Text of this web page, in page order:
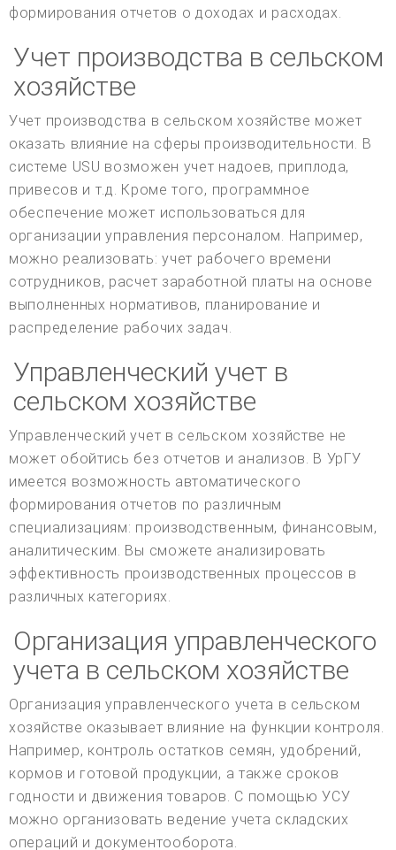
формирования отчетов о доходах и расходах.
Учет производства в сельском
хозяйстве
Учет производства в сельском хозяйстве может
оказать влияние на сферы производительности. В
системе USU возможен учет надоев, приплода,
привесов и т.д. Кроме того, программное
обеспечение может использоваться для
организации управления персоналом. Например,
можно реализовать: учет рабочего времени
сотрудников, расчет заработной платы на основе
выполненных нормативов, планирование и
распределение рабочих задач.
Управленческий учет в
сельском хозяйстве
Управленческий учет в сельском хозяйстве не
может обойтись без отчетов и анализов. В УрГУ
имеется возможность автоматического
формирования отчетов по различным
специализациям: производственным, финансовым,
аналитическим. Вы сможете анализировать
эффективность производственных процессов в
различных категориях.
Организация управленческого
учета в сельском хозяйстве
Организация управленческого учета в сельском
хозяйстве оказывает влияние на функции контроля.
Например, контроль остатков семян, удобрений,
кормов и готовой продукции, а также сроков
годности и движения товаров. С помощью УСУ
можно организовать ведение учета складских
операций и документооборота.